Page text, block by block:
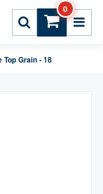
0
Grain - 18